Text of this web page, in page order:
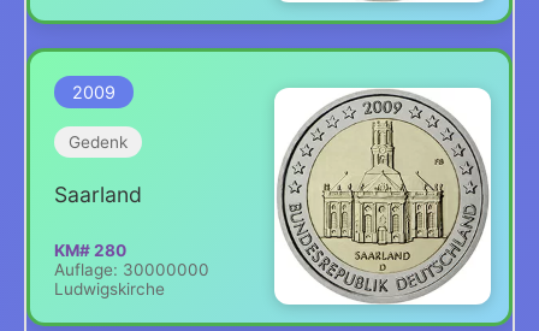
2009
Gedenk
Saarland
KM# 280
Auflage: 30000000
Ludwigskirche